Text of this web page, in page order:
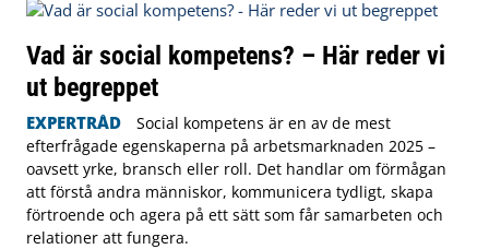
Vad är social kompetens? – Här reder vi
ut begreppet
EXPERTRÅD
Social kompetens är en av de mest
efterfrågade egenskaperna på arbetsmarknaden 2025 –
oavsett yrke, bransch eller roll. Det handlar om förmågan
att förstå andra människor, kommunicera tydligt, skapa
förtroende och agera på ett sätt som får samarbeten och
relationer att fungera.